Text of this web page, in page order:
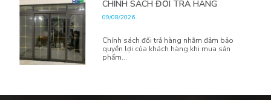
CHÍNH SÁCH ĐỔI TRẢ HÀNG
09/08/2026
Chính sách đổi trả hàng nhằm đảm bảo
quyền lợi của khách hàng khi mua sản
phẩm...